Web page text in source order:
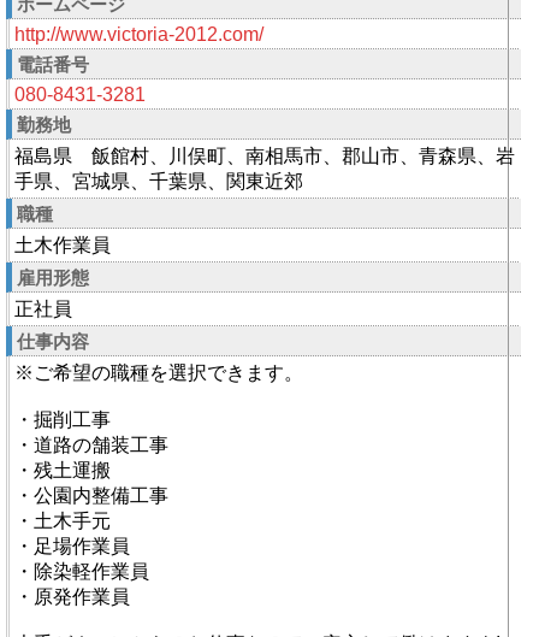
http://www.victoria-2012.com/
電話番号
080-8431-3281
勤務地
福島県 飯館村、川俣町、南相馬市、郡山市、青森県、岩
手県、宮城県、千葉県、関東近郊
職種
土木作業員
雇用形態
正社員
仕事内容
※ご希望の職種を選択できます。
・掘削工事
・道路の舗装工事
・残土運搬
・公園内整備工事
・土木手元
・足場作業員
・除染軽作業員
・原発作業員